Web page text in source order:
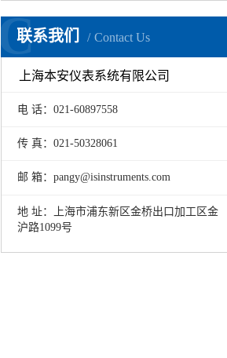
联系我们 Contact Us
C
上海本安仪表系统有限公司
电 话：021-60897558
传 真：021-50328061
邮 箱：pangy@isinstruments.com
地 址：上海市浦东新区金桥出口加工区金
沪路1099号